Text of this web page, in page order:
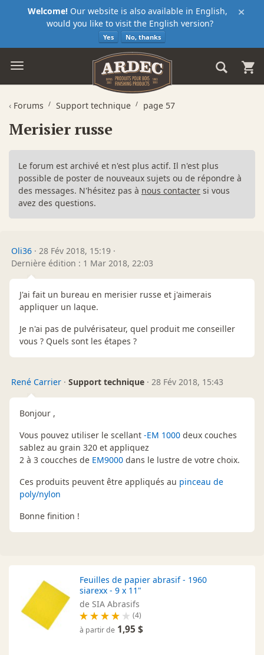
×
Welcome! Our website is also available in English,
would you like to visit the English version?
Yes No, thanks
‹ Forums Support technique page 57
Merisier russe
Le forum est archivé et n'est plus actif. Il n'est plus
possible de poster de nouveaux sujets ou de répondre à
des messages. N'hésitez pas à nous contacter si vous
avez des questions.
Oli36 · 28 Fév 2018, 15:19 ·
Dernière édition : 1 Mar 2018, 22:03
J'ai fait un bureau en merisier russe et j'aimerais
appliquer un laque.
Je n'ai pas de pulvérisateur, quel produit me conseiller
vous ? Quels sont les étapes ?
René Carrier · Support technique · 28 Fév 2018, 15:43
Bonjour ,
Vous pouvez utiliser le scellant -EM 1000 deux couches
sablez au grain 320 et appliquez
2 à 3 coucches de EM9000 dans le lustre de votre choix.
Ces produits peuvent être appliqués au pinceau de
poly/nylon
Bonne finition !
Feuilles de papier abrasif - 1960
siarexx - 9 x 11"
de SIA Abrasifs
(4)
à partir de 1,95 $